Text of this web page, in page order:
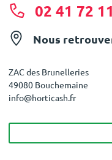
02 41 72
Nous
ZAC des Brunelleries
49080 Bouchemaine
info@horticash.fr